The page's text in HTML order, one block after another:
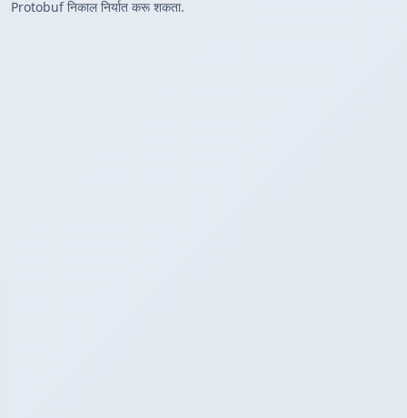
Protobuf निकाल निर्यात करू शकता.